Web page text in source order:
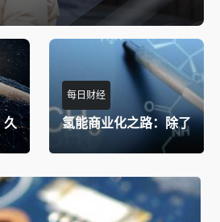
久
每日财经
氢能商业化之路：除了
昂贵的燃料电池车，还